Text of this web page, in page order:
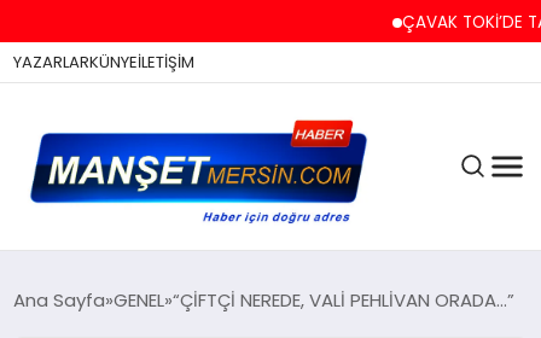
ÇAVAK TOKİ’DE TAPU
YAZARLARKÜNYEİLETİŞİM
ASAYİŞ
Ana Sayfa GENEL “ÇİFTÇİ NEREDE, VALİ PEHLİVAN ORADA…”